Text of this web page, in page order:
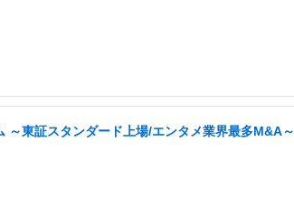
東証スタンダード上場/エンタメ業界最多M&A～